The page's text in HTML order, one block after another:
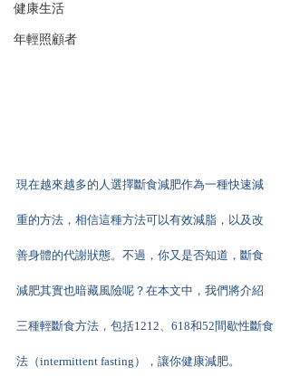
健康生活
年輕照顧者
現在越來越多的人選擇斷食減肥作為一種快速減
重的方法，相信這種方法可以有效減脂，以及改
善身體的代謝狀態。不過，你又是否知道，斷食
減肥其實也暗藏風險呢？在本文中，我們將介紹
三種輕斷食方法，包括1212、618和52間歇性斷食
法（intermittent fasting），讓你健康減肥。